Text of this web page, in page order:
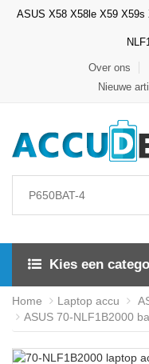
ASUS X58 X58le X59
Over ons
Nieuwe
Kies een
Home Laptop accu
ASUS 70-NLF1B2000